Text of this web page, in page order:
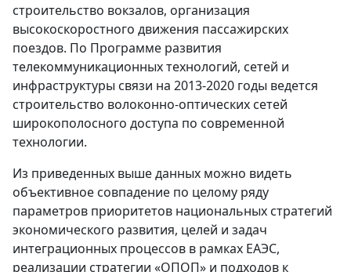
строительство вокзалов, организация
высокоскоростного движения пассажирских
поездов. По Программе развития
телекоммуникационных технологий, сетей и
инфраструктуры связи на 2013-2020 годы ведется
строительство волоконно-оптических сетей
широкополосного доступа по современной
технологии.
Из приведенных выше данных можно видеть
объективное совпадение по целому ряду
параметров приоритетов национальных стратегий
экономического развития, целей и задач
интеграционных процессов в рамках ЕАЭС,
реализации стратегии «ОПОП» и подходов к